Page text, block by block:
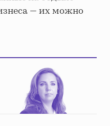
— их можно